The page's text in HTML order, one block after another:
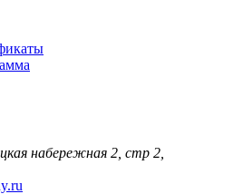
набережная 2, стр 2,